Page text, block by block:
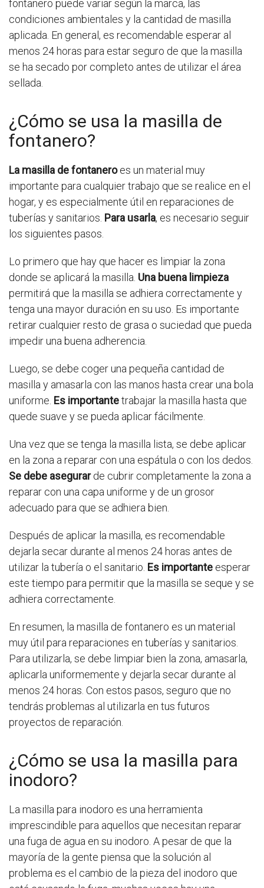
fontanero puede variar según la marca, las
condiciones ambientales y la cantidad de masilla
aplicada. En general, es recomendable esperar al
menos 24 horas para estar seguro de que la masilla
se ha secado por completo antes de utilizar el área
sellada.
¿Cómo se usa la masilla de
fontanero?
La masilla de fontaneroes un material muy
importante para cualquier trabajo que se realice en el
hogar, y es especialmente útil en reparaciones de
tuberías y sanitarios. Para usarla, es necesario seguir
los siguientes pasos.
Lo primero que hay que hacer es limpiar la zona
donde se aplicará la masilla. Una buena limpieza
permitirá que la masilla se adhiera correctamente y
tenga una mayor duración en su uso. Es importante
retirar cualquier resto de grasa o suciedad que pueda
impedir una buena adherencia.
Luego, se debe coger una pequeña cantidad de
masilla y amasarla con las manos hasta crear una bola
uniforme. Es importantetrabajar la masilla hasta que
quede suave y se pueda aplicar fácilmente.
Una vez que se tenga la masilla lista, se debe aplicar
en la zona a reparar con una espátula o con los dedos.
Se debe asegurarde cubrir completamente la zona a
reparar con una capa uniforme y de un grosor
adecuado para que se adhiera bien.
Después de aplicar la masilla, es recomendable
dejarla secar durante al menos 24 horas antes de
utilizar la tubería o el sanitario. Es importante esperar
este tiempo para permitir que la masilla se seque y se
adhiera correctamente.
En resumen, la masilla de fontanero es un material
muy útil para reparaciones en tuberías y sanitarios.
Para utilizarla, se debe limpiar bien la zona, amasarla,
aplicarla uniformemente y dejarla secar durante al
menos 24 horas. Con estos pasos, seguro que no
tendrás problemas al utilizarla en tus futuros
proyectos de reparación.
¿Cómo se usa la masilla para
inodoro?
La masilla para inodoro es una herramienta
imprescindible para aquellos que necesitan reparar
una fuga de agua en su inodoro. A pesar de que la
mayoría de la gente piensa que la solución al
problema es el cambio de la pieza del inodoro que